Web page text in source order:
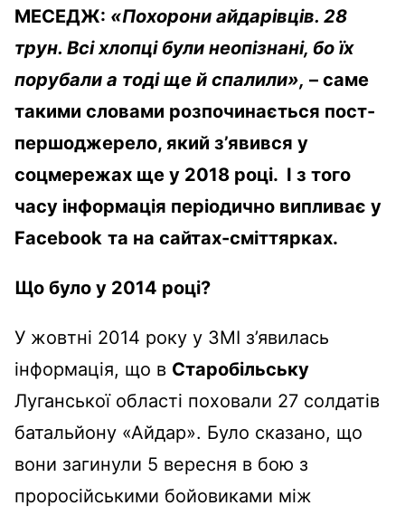
МЕСЕДЖ: «Похорони айдарівців. 28
трун. Всі хлопці були неопізнані, бо їх
порубали а тоді ще й спалили», – саме
такими словами розпочинається пост-
першоджерело, який з’явився у
соцмережах ще у 2018 році. І з того
часу інформація періодично випливає у
Facebook та на сайтах-сміттярках.
Що було у 2014 році?
У жовтні 2014 року у ЗМІ з’явилась
інформація, що в Старобільську
Луганської області поховали 27 солдатів
батальйону «Айдар». Було сказано, що
вони загинули 5 вересня в бою з
проросійськими бойовиками між